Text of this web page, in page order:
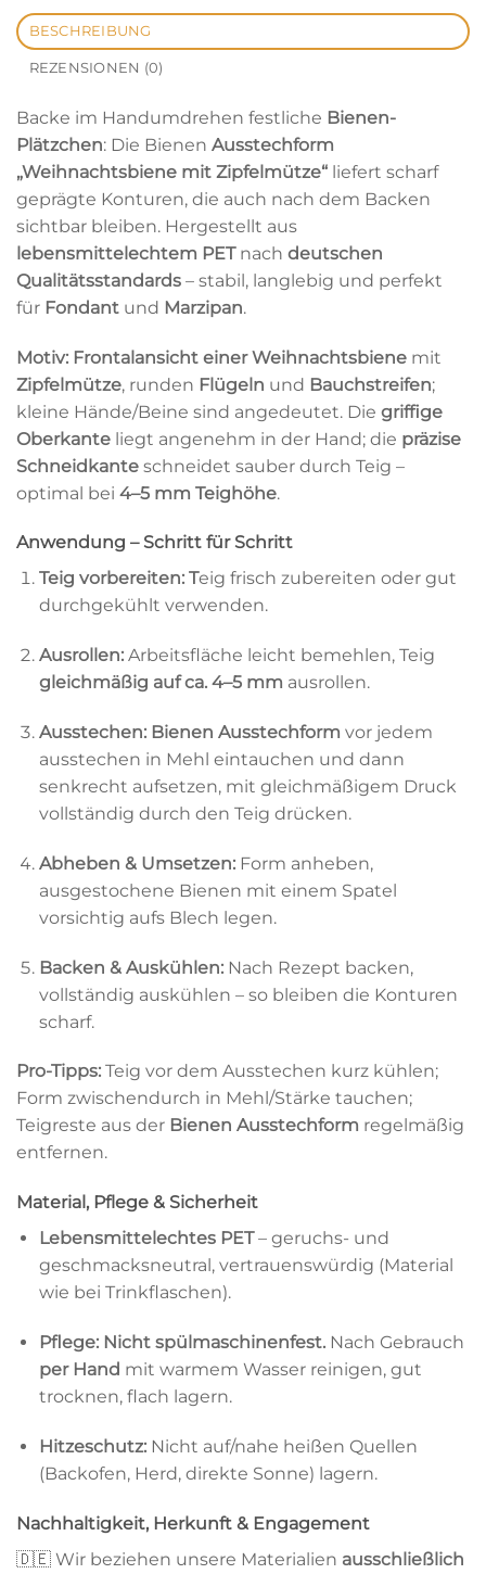
BESCHREIBUNG
REZENSIONEN (0)
Backe im Handumdrehen festliche Bienen-
Plätzchen: Die Bienen Ausstechform
„Weihnachtsbiene mit Zipfelmütze“ liefert scharf
geprägte Konturen, die auch nach dem Backen
sichtbar bleiben. Hergestellt aus
lebensmittelechtem PETnach deutschen
Qualitätsstandards – stabil, langlebig und perfekt
für Fondant und Marzipan.
Motiv: Frontalansicht einer Weihnachtsbiene mit
Zipfelmütze, runden Flügeln und Bauchstreifen;
kleine Hände/Beine sind angedeutet. Die griffige
Oberkante liegt angenehm in der Hand; die präzise
Schneidkante schneidet sauber durch Teig –
optimal bei 4–5 mm Teighöhe.
Anwendung – Schritt für Schritt
Teig vorbereiten: Teig frisch zubereiten oder gut
durchgekühlt verwenden.
Ausrollen:Arbeitsfläche leicht bemehlen, Teig
gleichmäßig auf ca. 4–5 mm ausrollen.
Ausstechen: Bienen Ausstechform vor jedem
ausstechen in Mehl eintauchen und dann
senkrecht aufsetzen, mit gleichmäßigem Druck
vollständig durch den Teig drücken.
Abheben & Umsetzen:Form anheben,
ausgestochene Bienen mit einem Spatel
vorsichtig aufs Blech legen.
Backen & Auskühlen:Nach Rezept backen,
vollständig auskühlen – so bleiben die Konturen
scharf.
Pro-Tipps: Teig vor dem Ausstechen kurz kühlen;
Form zwischendurch in Mehl/Stärke tauchen;
Teigreste aus der Bienen Ausstechform regelmäßig
entfernen.
Material, Pflege & Sicherheit
Lebensmittelechtes PET– geruchs- und
geschmacksneutral, vertrauenswürdig (Material
wie bei Trinkflaschen).
Pflege: Nicht spülmaschinenfest.Nach Gebrauch
per Hand mit warmem Wasser reinigen, gut
trocknen, flach lagern.
Hitzeschutz:Nicht auf/nahe heißen Quellen
(Backofen, Herd, direkte Sonne) lagern.
Nachhaltigkeit, Herkunft & Engagement
🇩🇪 Wir beziehen unsere Materialien ausschließlich